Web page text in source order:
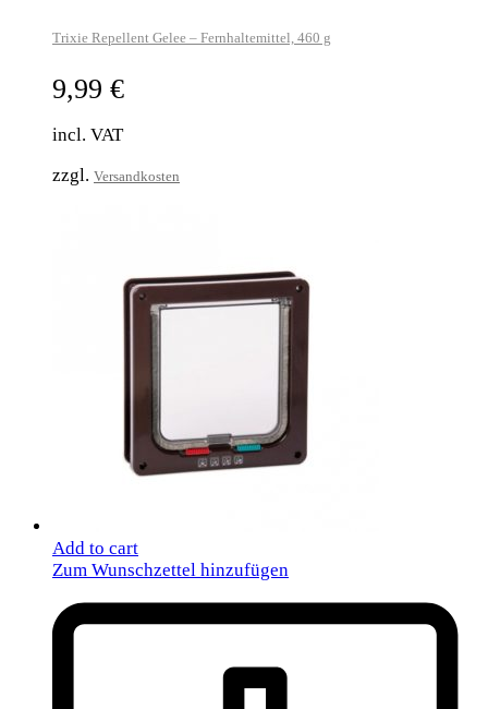
Trixie Repellent Gelee – Fernhaltemittel, 460 g
9,99 €
incl. VAT
zzgl. Versandkosten
Add to cart
Zum Wunschzettel hinzufügen